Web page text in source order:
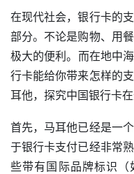
在现代社会，银行卡的
部分。不论是购物、用
极大的便利。而在地中
行卡能给你带来怎样的
耳他，探究中国银行卡
首先，马耳他已经是一
于银行卡支付已经非常
些带有国际品牌标识